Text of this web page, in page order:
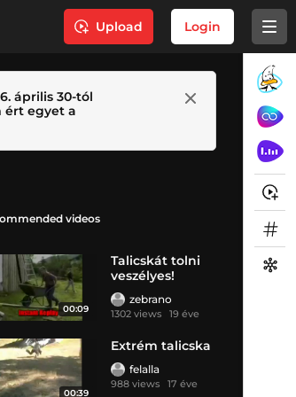
Upload Login
április 30-tól
ért egyet a
videos
00:09
Talicskát tolni
veszélyes!
zebrano
1302 views 19 éve
00:39
Extrém talicska
felalla
988 views 17 éve